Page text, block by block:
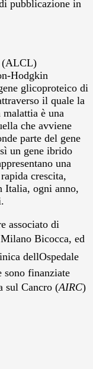
pubblicazione in
(ALCL)
Hodgkin
glicoproteico di
il quale la
è una
che avviene
parte del gene
un gene ibrido
una
crescita,
Italia, ogni anno,
associato di
Bicocca, ed
dellOspedale
sono finanziate
sul Cancro (AIRC)